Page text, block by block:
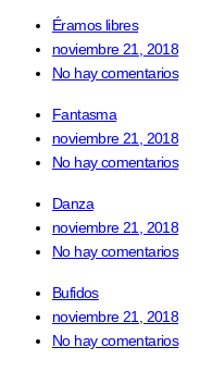
Éramos libres
noviembre 21, 2018
No hay comentarios
Fantasma
noviembre 21, 2018
No hay comentarios
Danza
noviembre 21, 2018
No hay comentarios
Bufidos
noviembre 21, 2018
No hay comentarios